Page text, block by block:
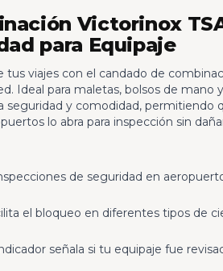
Victorinox
para Equipaje
viajes con el candado de
Ideal para maletas, bolsos de mano
seguridad y comodidad, permitiendo
lo abra para inspección sin
de seguridad en
el bloqueo en diferentes tipos de
señala si tu equipaje fue